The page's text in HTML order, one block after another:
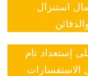
استنزال
إستعداد تام
الاستفسارات